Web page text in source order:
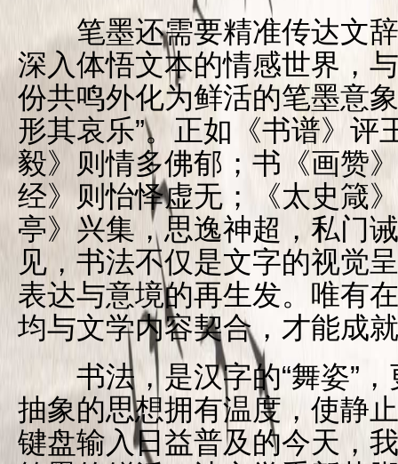
笔墨还需要精准传达文辞
深入体悟文本的情感世界，
份共鸣外化为鲜活的笔墨意
形其哀乐”。正如《书谱》评
毅》则情多佛郁；书《画赞
经》则怡怿虚无；《太史箴
亭》兴集，思逸神超，私门
见，书法不仅是文字的视觉
表达与意境的再生发。唯有
均与文学内容契合，才能成
书法，是汉字的“舞姿”，
抽象的思想拥有温度，使静
键盘输入日益普及的今天，